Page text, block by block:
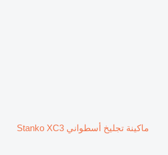
ماكينة تجليخ أسطواني Stanko XC3